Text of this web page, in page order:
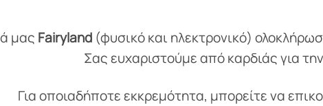
μας Fairyland(φυσικό και ηλεκτρονικό)
Σας ευχαριστούμε από καρδιάς για
Για οποιαδήποτε εκκρεμότητα, μπορείτε να